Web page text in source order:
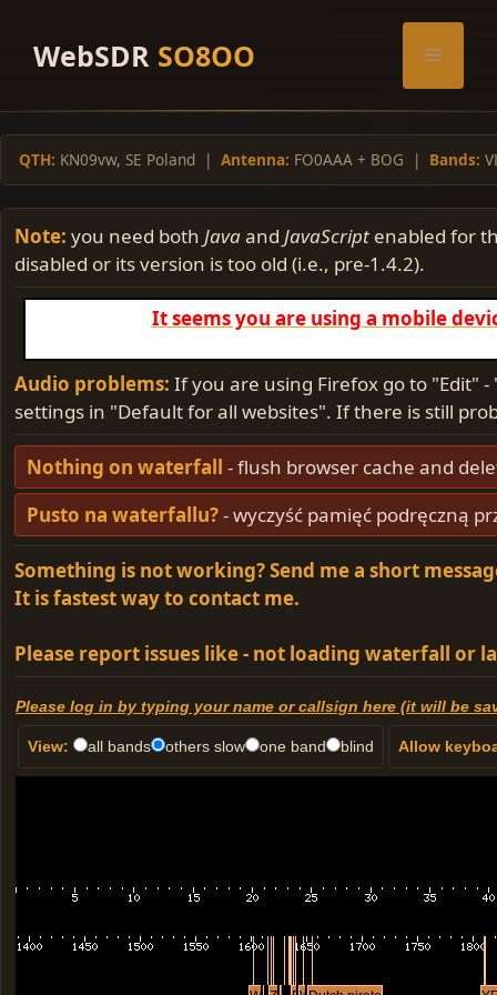
contentWebSDR SO8OO Menu
QTH: KN09vw, SE Poland | Antenna: FO0AAA + BOG | Bands:
Note: you need both Javaand JavaScript enabled for
disabled or its version is too old (i.e., pre-1.4.2).
It seems you are using a mobile
Audio problems: If you are using Firefox go to "Edit"
settings in "Default for all websites". If there is still
Nothing on waterfall - flush browser cache and
Pusto na waterfallu?- wyczyść pamięć podręczną
Something is not working? Send me a short
It is fastest way to contact me.
Please report issues like - not loading waterfall or
Please log in by typing your name or callsign here (it will be
View: all bands others slow one band blind Allow
Dijkstra21:38
Reckless16:36
xavier9612:20
15:02
flufixx12:07
flufixx12:07
czesdc
flufixx12:08
ostatnio wlasnie sie zainteresowalem radiem AM ale
ALPHA553117:02
[1.jpg]( https://imgur.com/a/hZpw6c3 )
Tigran01:00
1020 BOT 18:45
Plywi 05:15
r-test123 15:06